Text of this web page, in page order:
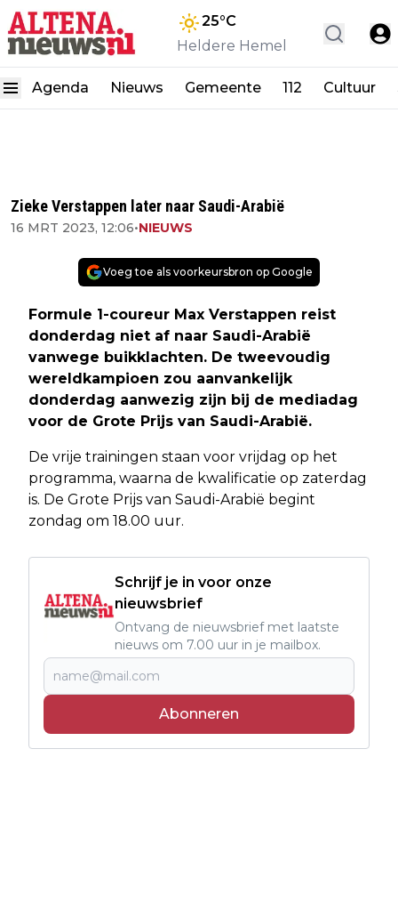
25°C
Heldere Hemel
Agenda Nieuws Gemeente 112 Cultuur
Zieke Verstappen later naar Saudi-Arabië
16 MRT 2023, 12:06•NIEUWS
Voeg toe als voorkeursbron op Google
Formule 1-coureur Max Verstappen reist
donderdag niet af naar Saudi-Arabië
vanwege buikklachten. De tweevoudig
wereldkampioen zou aanvankelijk
donderdag aanwezig zijn bij de mediadag
voor de Grote Prijs van Saudi-Arabië.
De vrije trainingen staan voor vrijdag op het
programma, waarna de kwalificatie op zaterdag
is. De Grote Prijs van Saudi-Arabië begint
zondag om 18.00 uur.
Schrijf je in voor onze
nieuwsbrief
Ontvang de nieuwsbrief met laatste
nieuws om 7.00 uur in je mailbox.
Abonneren